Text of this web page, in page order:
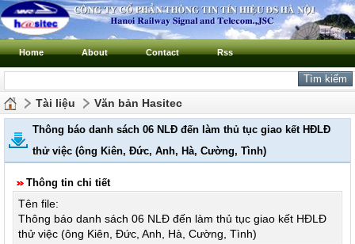
Home About Contact Rss
Tài liệu Văn bản Hasitec
Thông báo danh sách 06 NLĐ đến làm thủ tục giao kết HĐLĐ
thử việc (ông Kiên, Đức, Anh, Hà, Cường, Tình)
Thông tin chi tiết
Tên file:
Thông báo danh sách 06 NLĐ đến làm thủ tục giao kết HĐLĐ
thử việc (ông Kiên, Đức, Anh, Hà, Cường, Tình)